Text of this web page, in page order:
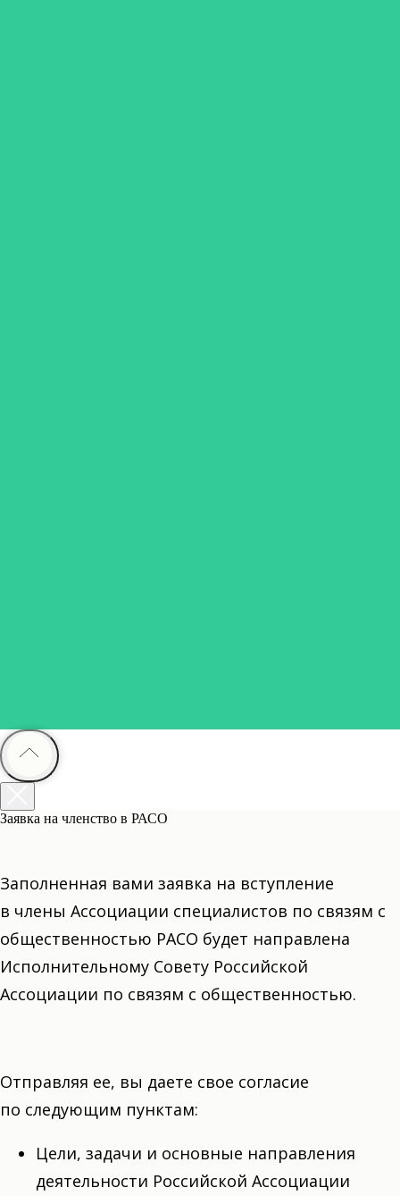
Заявка на членство в РАСО
Заполненная вами заявка на вступление
в члены Ассоциации специалистов по связям с
общественностью РАСО будет направлена
Исполнительному Совету Российской
Ассоциации по связям с общественностью.
Отправляя ее, вы даете свое согласие
по следующим пунктам:
Цели, задачи и основные направления
деятельности Российской Ассоциации